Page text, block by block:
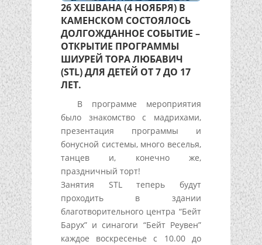
26 ХЕШВАНА (4 НОЯБРЯ) В
КАМЕНСКОМ СОСТОЯЛОСЬ
ДОЛГОЖДАННОЕ СОБЫТИЕ –
ОТКРЫТИЕ ПРОГРАММЫ
ШИУРЕЙ ТОРА ЛЮБАВИЧ
(STL) ДЛЯ ДЕТЕЙ ОТ 7 ДО 17
ЛЕТ.
В программе мероприятия
было знакомство с мадрихами,
презентация программы и
бонусной системы, много веселья,
танцев и, конечно же,
праздничный торт!
Занятия STL теперь будут
проходить в здании
благотворительного центра “Бейт
Барух” и синагоги “Бейт Реувен”
каждое воскресенье с 10.00 до